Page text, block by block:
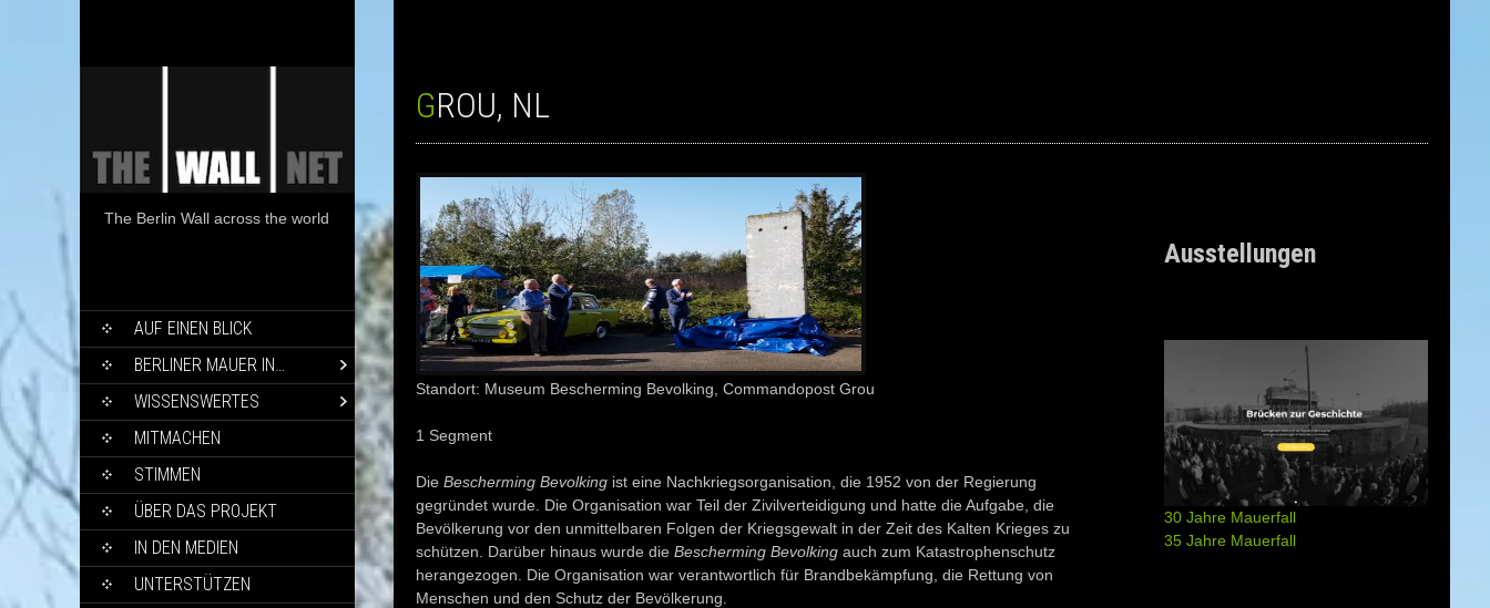
The Berlin Wall across the world
SKIP
CONTENT
AUF EINEN BLICK
BERLINER MAUER IN…
WISSENSWERTES
MITMACHEN
STIMMEN
ÜBER DAS PROJEKT
IN DEN MEDIEN
UNTERSTÜTZEN
GROU, NL
Standort: Museum Bescherming Bevolking, Commandopost Grou
1 Segment
Die Bescherming Bevolkingist eine Nachkriegsorganisation, die 1952 von der Regierung
gegründet wurde. Die Organisation war Teil der Zivilverteidigung und hatte die Aufgabe, die
Bevölkerung vor den unmittelbaren Folgen der Kriegsgewalt in der Zeit des Kalten Krieges zu
schützen. Darüber hinaus wurde die Bescherming Bevolkingauch zum Katastrophenschutz
herangezogen. Die Organisation war verantwortlich für Brandbekämpfung, die Rettung von
Menschen und den Schutz der Bevölkerung.
Ausstellungen
30 Jahre Mauerfall
35 Jahre Mauerfall